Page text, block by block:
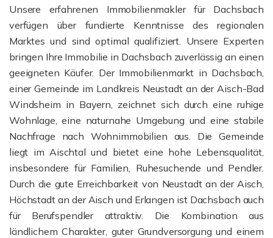
Unsere erfahrenen Immobilienmakler für Dachsbach
verfügen über fundierte Kenntnisse des regionalen
Marktes und sind optimal qualifiziert. Unsere Experten
bringen Ihre Immobilie in Dachsbach zuverlässig an einen
geeigneten Käufer. Der Immobilienmarkt in Dachsbach,
einer Gemeinde im Landkreis Neustadt an der Aisch-Bad
Windsheim in Bayern, zeichnet sich durch eine ruhige
Wohnlage, eine naturnahe Umgebung und eine stabile
Nachfrage nach Wohnimmobilien aus. Die Gemeinde
liegt im Aischtal und bietet eine hohe Lebensqualität,
insbesondere für Familien, Ruhesuchende und Pendler.
Durch die gute Erreichbarkeit von Neustadt an der Aisch,
Höchstadt an der Aisch und Erlangen ist Dachsbach auch
für Berufspendler attraktiv. Die Kombination aus
ländlichem Charakter, guter Grundversorgung und einem